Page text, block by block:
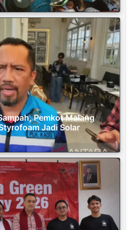
Pemkot Malang
Jadi Solar